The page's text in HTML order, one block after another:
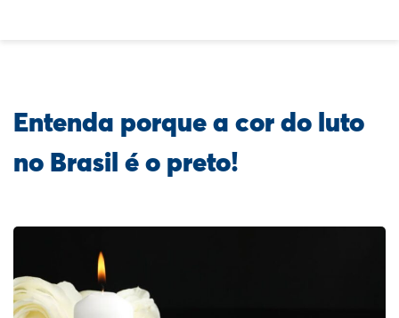
Entenda porque a cor do luto
no Brasil é o preto!